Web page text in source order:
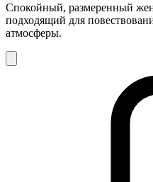
Спокойный, размеренный
подходящий для
атмосферы.